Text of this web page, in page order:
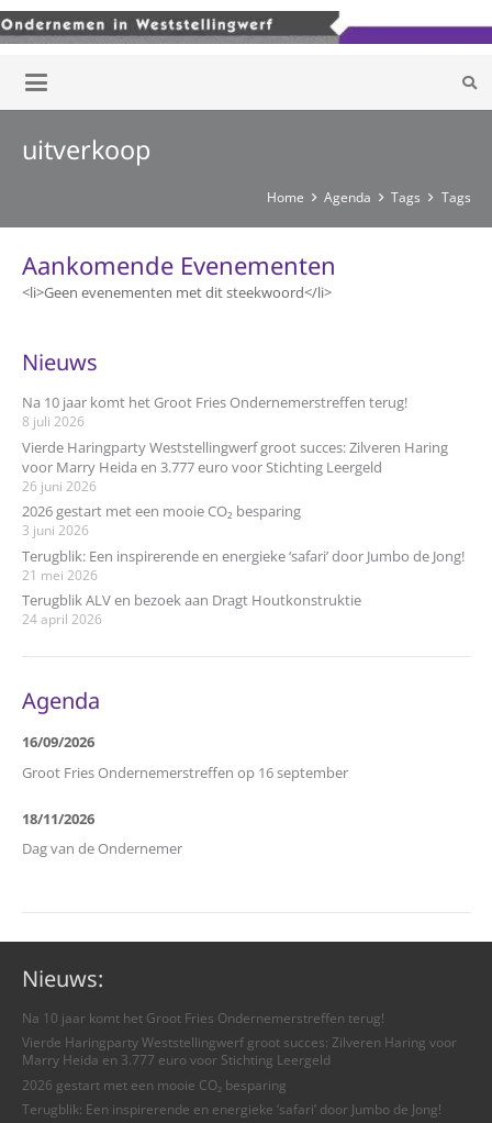
uitverkoop
Home Agenda Tags Tags
Aankomende Evenementen
<li>Geen evenementen met dit steekwoord</li>
Nieuws
Na 10 jaar komt het Groot Fries Ondernemerstreffen terug!
8 juli 2026
Vierde Haringparty Weststellingwerf groot succes: Zilveren Haring
voor Marry Heida en 3.777 euro voor Stichting Leergeld
26 juni 2026
2026 gestart met een mooie CO₂ besparing
3 juni 2026
Terugblik: Een inspirerende en energieke ‘safari’ door Jumbo de Jong!
21 mei 2026
Terugblik ALV en bezoek aan Dragt Houtkonstruktie
24 april 2026
Agenda
16/09/2026
Groot Fries Ondernemerstreffen op 16 september
18/11/2026
Dag van de Ondernemer
Nieuws:
Na 10 jaar komt het Groot Fries Ondernemerstreffen terug!
Vierde Haringparty Weststellingwerf groot succes: Zilveren Haring voor
Marry Heida en 3.777 euro voor Stichting Leergeld
2026 gestart met een mooie CO₂ besparing
Terugblik: Een inspirerende en energieke ‘safari’ door Jumbo de Jong!